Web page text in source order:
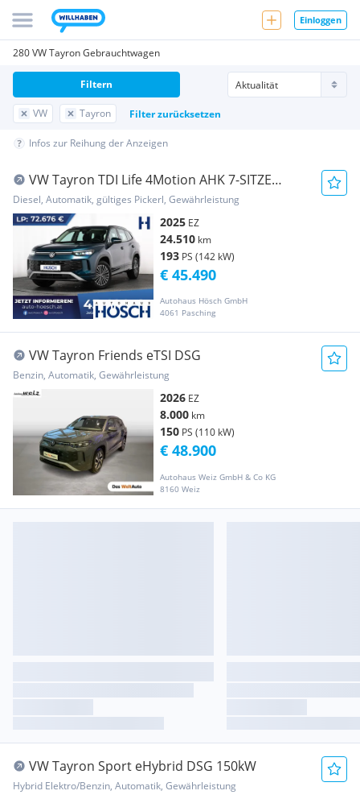
Einloggen
280 VW Tayron Gebrauchtwagen
VW Tayron Filter zurücksetzen
Filtern
Infos zur Reihung der Anzeigen
VW Tayron TDI Life 4Motion AHK 7-SITZE
ASSISTENZ HD-MATRI...
Diesel, Automatik, gültiges Pickerl, Gewährleistung
2025 EZ
24.510 km
193 PS (142 kW)
Autohaus Hösch GmbH
4061 Pasching
€ 45.490
VW Tayron Friends eTSI DSG
Benzin, Automatik, Gewährleistung
2026 EZ
8.000 km
150 PS (110 kW)
Autohaus Weiz GmbH & Co KG
8160 Weiz
€ 48.900
VW Tayron Sport eHybrid DSG 150kW
Hybrid Elektro/Benzin, Automatik, Gewährleistung